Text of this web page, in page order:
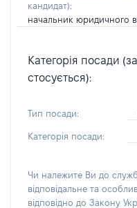
кандидат):
начальник юридичного
Категорія посади
стосується):
Тип посади:
Категорія посади:
Чи належите Ви до
відповідальне та
відповідно до Закону